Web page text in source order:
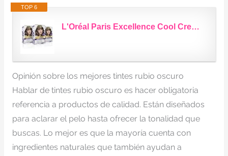
TOP 6
L'Oréal Paris Excellence Cool Creme Tinte Permanente Triple Cuidado Efecto...
Opinión sobre los mejores tintes rubio oscuro
Hablar de tintes rubio oscuro es hacer obligatoria
referencia a productos de calidad. Están diseñados
para aclarar el pelo hasta ofrecer la tonalidad que
buscas. Lo mejor es que la mayoría cuenta con
ingredientes naturales que también ayudan a